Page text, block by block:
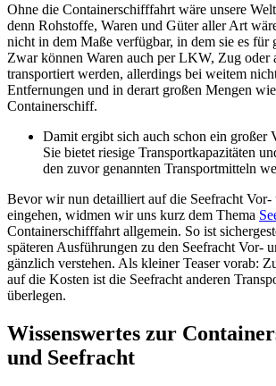
Ohne die Containerschifffahrt wäre unsere
denn Rohstoffe, Waren und Güter aller Art
nicht in dem Maße verfügbar, in dem sie es für
Zwar können Waren auch per LKW, Zug oder
transportiert werden, allerdings bei weitem
Entfernungen und in derart großen Mengen
Containerschiff.
Damit ergibt sich auch schon ein großer
Sie bietet riesige Transportkapazitäten
den zuvor genannten Transportmitteln
Bevor wir nun detailliert auf die Seefracht Vor-
eingehen, widmen wir uns kurz dem Thema
Containerschifffahrt allgemein. So ist
späteren Ausführungen zu den Seefracht Vor-
gänzlich verstehen. Als kleiner Teaser vorab:
auf die Kosten ist die Seefracht anderen
überlegen.
Wissenswertes zur
und Seefracht